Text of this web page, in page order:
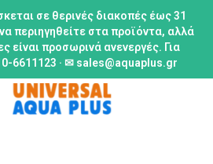
σε θερινές διακοπές έως 31
περιηγηθείτε στα προϊόντα, αλλά
είναι προσωρινά ανενεργές. Για
6611123 · ✉ sales@aquaplus.gr